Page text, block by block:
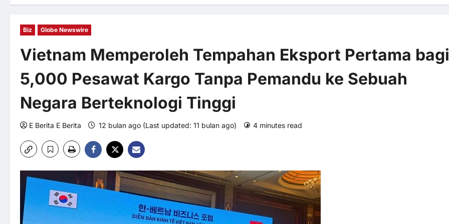
Biz Globe Newswire
Vietnam Memperoleh Tempahan Eksport Pertama bagi
5,000 Pesawat Kargo Tanpa Pemandu ke Sebuah
Negara Berteknologi Tinggi
E Berita E Berita 12 bulan ago (Last updated: 11 bulan ago) 4 minutes read